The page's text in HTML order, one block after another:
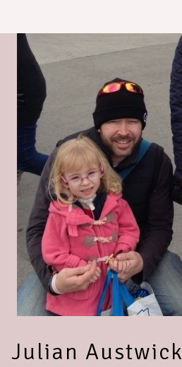
Julian Austwick